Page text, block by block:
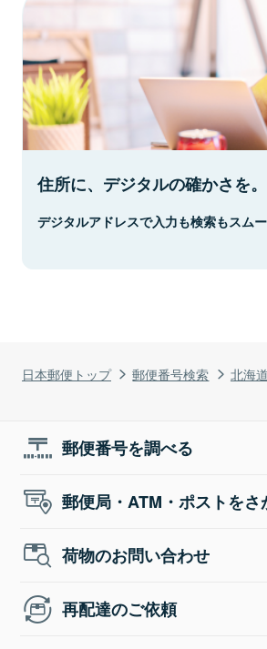
日本郵便トップ 郵便番号検索 北海道
住所に、デジタルの確かさを。
デジタルアドレスで入力も検索もスムー
郵便番号を調べる
郵便局・ATM・ポストをさ
荷物のお問い合わせ
再配達のご依頼